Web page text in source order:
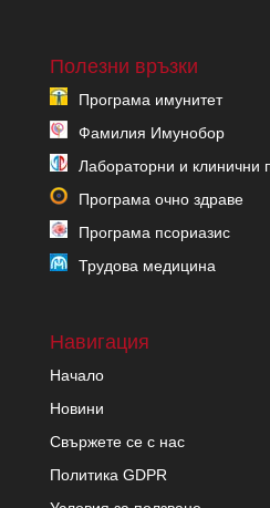
Полезни връзки
Програма имунитет
Фамилия Имунобор
Лабораторни и клинични
Програма очно здраве
Програма псориазис
Трудова медицина
Навигация
Начало
Новини
Свържете се с нас
Политика GDPR